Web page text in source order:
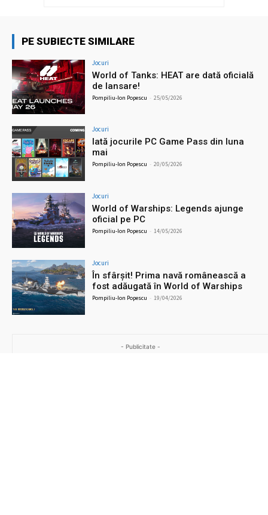
PE SUBIECTE SIMILARE
Jocuri
World of Tanks: HEAT are dată oficială
de lansare!
Pompiliu-Ion Popescu - 25/05/2026
Jocuri
Iată jocurile PC Game Pass din luna
mai
Pompiliu-Ion Popescu - 20/05/2026
Jocuri
World of Warships: Legends ajunge
oficial pe PC
Pompiliu-Ion Popescu - 14/05/2026
Jocuri
În sfârșit! Prima navă românească a
fost adăugată în World of Warships
Pompiliu-Ion Popescu - 19/04/2026
- Publicitate -